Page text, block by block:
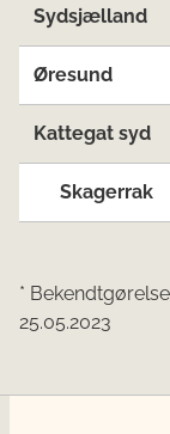
Sydsjælland
Øresund
Kattegat syd
Skagerrak
*
25.05.2023